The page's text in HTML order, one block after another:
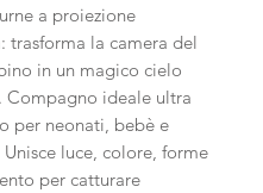
a proiezione
trasforma la camera del
in un magico cielo
Compagno ideale ultra
per neonati, bebè e
luce, colore, forme
per catturare